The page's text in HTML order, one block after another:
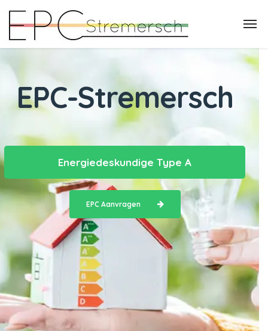
EPC-Stremersch
Energiedeskundige Type A
EPC Aanvragen